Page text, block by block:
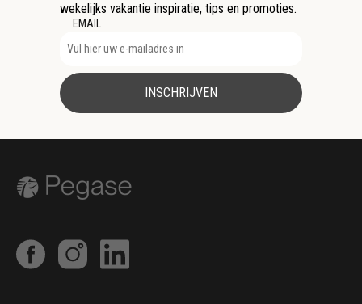
wekelijks vakantie inspiratie, tips en promoties.
EMAIL
INSCHRIJVEN